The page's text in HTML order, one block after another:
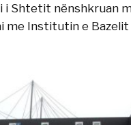
i Shtetit nënshkruan
me Institutin e Bazelit